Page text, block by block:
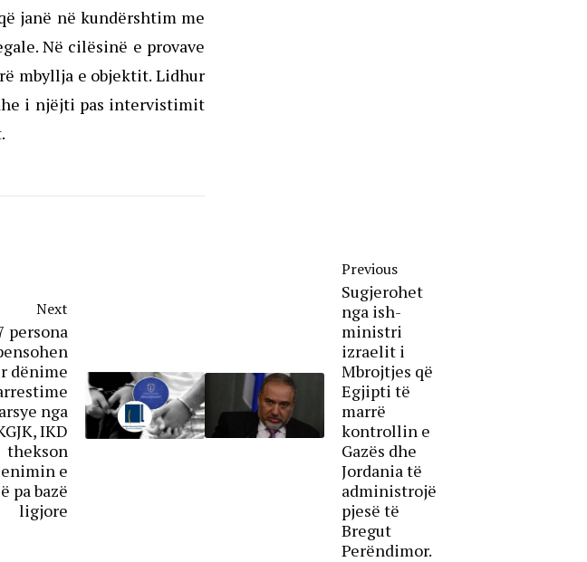
janë në kundërshtim me
Në cilësinë e provave
mbyllja e objektit. Lidhur
i njëjti pas intervistimit
Previous
Sugjerohet
nga ish-
ministri
izraelit i
Mbrojtjes që
Egjipti të
marrë
kontrollin e
Gazës dhe
Jordania të
administrojë
pjesë të
Bregut
Perëndimor.
Next
persona
dënime
nga
IKD
thekson
e
pa bazë
ligjore